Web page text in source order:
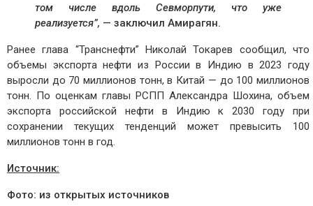
том числе вдоль Севморпути, что уже
реализуется”, — заключил Амирагян.
Ранее глава “Транснефти” Николай Токарев сообщил, что
объемы экспорта нефти из России в Индию в 2023 году
выросли до 70 миллионов тонн, в Китай — до 100 миллионов
тонн. По оценкам главы РСПП Александра Шохина, объем
экспорта российской нефти в Индию к 2030 году при
сохранении текущих тенденций может превысить 100
миллионов тонн в год.
Источник:
Фото: из открытых источников